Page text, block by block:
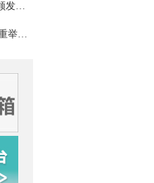
中央军委举行晋升上将军衔仪式 习近平颁发命令状并向晋衔的军官表示祝贺
庆祝中国共产党成立105周年大会在京隆重举行 习近平发表重要讲话